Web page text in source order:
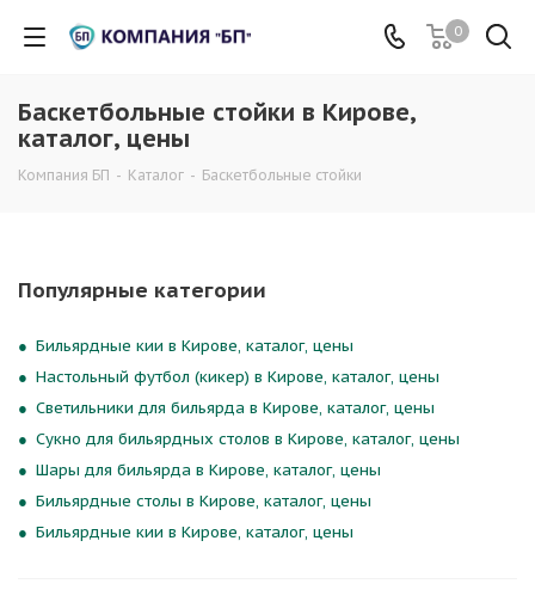
0
Баскетбольные стойки в Кирове,
каталог, цены
Компания БП - Каталог - Баскетбольные стойки
Популярные категории
Бильярдные кии в Кирове, каталог, цены
Настольный футбол (кикер) в Кирове, каталог, цены
Светильники для бильярда в Кирове, каталог, цены
Сукно для бильярдных столов в Кирове, каталог, цены
Шары для бильярда в Кирове, каталог, цены
Бильярдные столы в Кирове, каталог, цены
Бильярдные кии в Кирове, каталог, цены